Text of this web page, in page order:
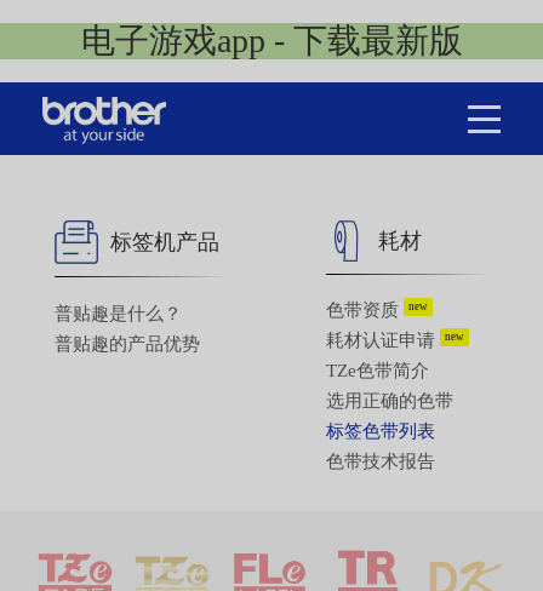
电子游戏app - 下载最新版
标签机产品
普贴趣是什么？
普贴趣的产品优势
耗材
色带资质 new
耗材认证申请 new
TZe色带简介
选用正确的色带
标签色带列表
色带技术报告